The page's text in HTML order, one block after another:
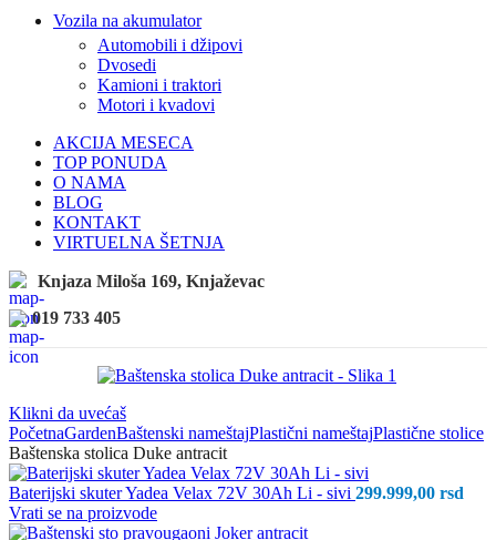
Vozila na akumulator
Automobili i džipovi
Dvosedi
Kamioni i traktori
Motori i kvadovi
AKCIJA MESECA
TOP PONUDA
O NAMA
BLOG
KONTAKT
VIRTUELNA ŠETNJA
Knjaza Miloša 169, Knjaževac
019 733 405
Klikni da uvećaš
PočetnaGardenBaštenski nameštajPlastični nameštajPlastične stolice
Baštenska stolica Duke antracit
Baterijski skuter Yadea Velax 72V 30Ah Li - sivi 299.999,00 rsd
Vrati se na proizvode